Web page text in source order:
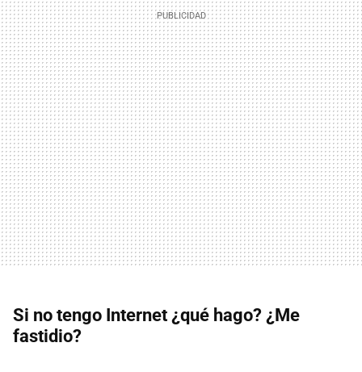
Si no tengo Internet ¿qué hago? ¿Me
fastidio?